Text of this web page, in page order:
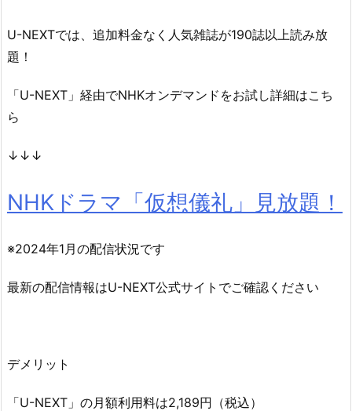
U-NEXTでは、追加料金なく人気雑誌が190誌以上読み放
題！
「U-NEXT」経由でNHKオンデマンドをお試し詳細はこち
ら
↓↓↓
NHKドラマ「仮想儀礼」見放題！
※2024年1月の配信状況です
最新の配信情報はU-NEXT公式サイトでご確認ください
デメリット
「U-NEXT」の月額利用料は2,189円（税込）